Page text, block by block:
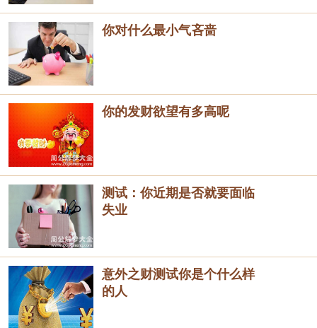
你对什么最小气吝啬
你的发财欲望有多高呢
测试：你近期是否就要面临
失业
意外之财测试你是个什么样
的人